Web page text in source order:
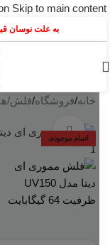
Skip to main content
به علت نوسان
خانه/فروشگاه/فلش/
اتمام موجودی
بزرگنمایی